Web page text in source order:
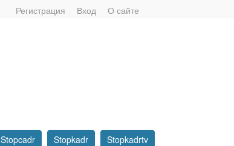
Регистрация Вход О сайте
Stopcadr Stopkadr Stopkadrtv